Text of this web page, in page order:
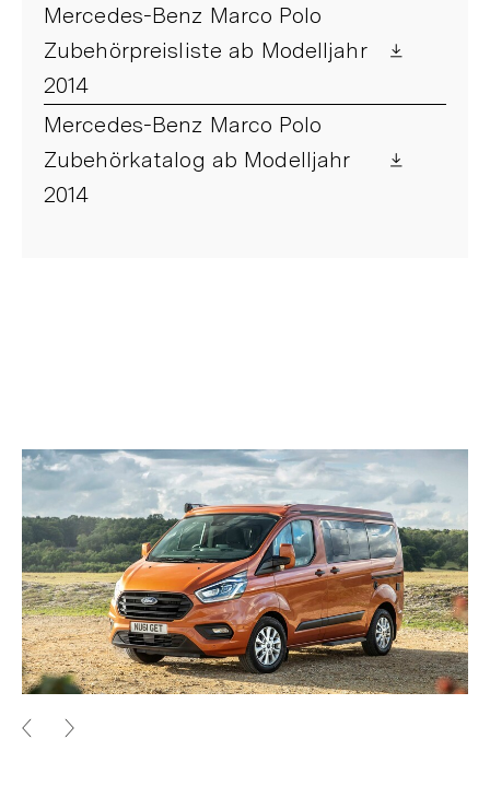
Mercedes-Benz Marco Polo
Zubehörpreisliste ab Modelljahr
2014
Mercedes-Benz Marco Polo
Zubehörkatalog ab Modelljahr
2014